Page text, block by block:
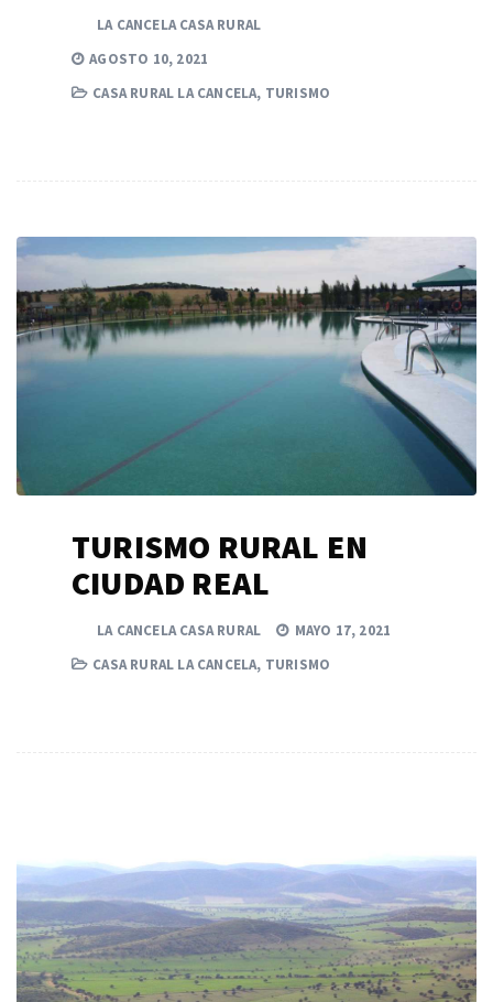
LA CANCELA CASA RURAL
AGOSTO 10, 2021
CASA RURAL LA CANCELA, TURISMO
TURISMO RURAL EN
CIUDAD REAL
LA CANCELA CASA RURAL
MAYO 17, 2021
CASA RURAL LA CANCELA, TURISMO